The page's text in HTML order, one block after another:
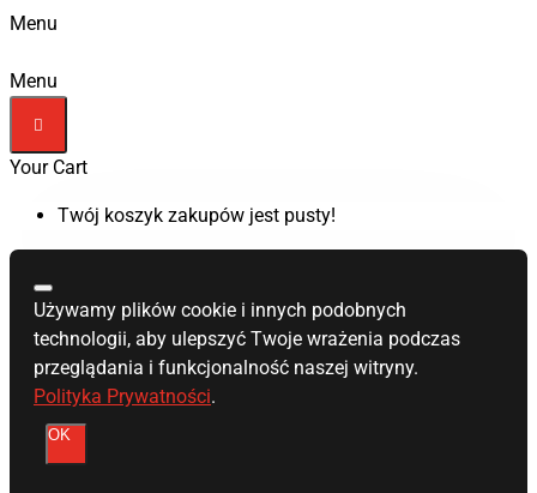
Menu
Menu
Your Cart
Twój koszyk zakupów jest pusty!
Używamy plików cookie i innych podobnych
technologii, aby ulepszyć Twoje wrażenia podczas
przeglądania i funkcjonalność naszej witryny.
Polityka Prywatności.
OK